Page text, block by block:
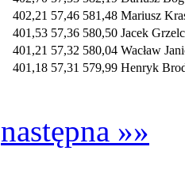
402,21 57,46 581,48 Mariusz
401,53 57,36 580,50 Jacek
401,21 57,32 580,04 Wacław
401,18 57,31 579,99 Henryk
następna »»